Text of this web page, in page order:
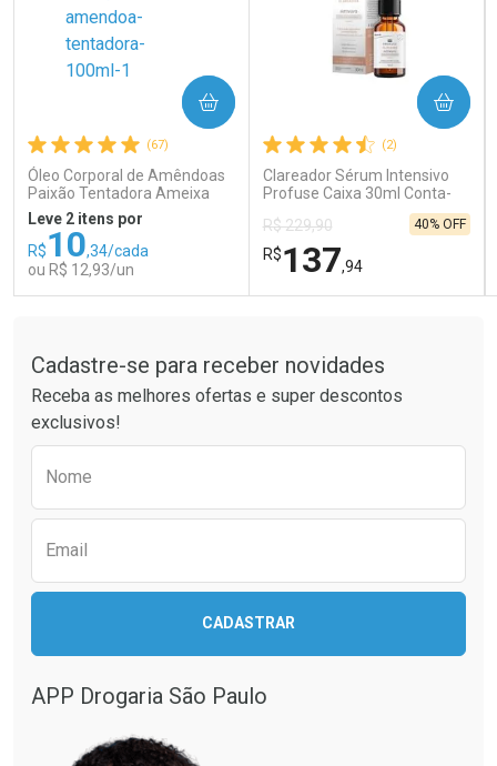
Comprar sem Desconto
Por R$ 121,90/cada
Comprar sem Desconto
Por R$ 121,90/cada
Comprar sem Desconto
Por R$ 14,39/cada
Comprar sem Desconto
Por R$ 14,39/cada
(67)
Óleo Corporal de Amêndoas
Paixão Tentadora Ameixa
Rubi 100ml
Leve 2 itens por
R$10,34/cada
ou R$ 12,93/un
COMPRAR
Laboratório
Comprar sem Desconto
Por Menos
Comprar sem Desconto
(2)
Clareador Sérum Intensivo
Profuse Caixa 30ml Conta-
R$ 229,90
R$137,94
40% OFF
COMPRAR
Laboratório
Comprar sem Desconto
Por Menos
Comprar sem Desconto
Cadastre-se para receber novidades
Receba as melhores ofertas e super descontos
exclusivos!
Nome
Email
CADASTRAR
APP Drogaria São Paulo